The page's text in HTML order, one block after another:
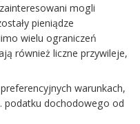
mogli
pieniądze
wielu ograniczeń
również liczne przywileje,
warunkach,
podatku dochodowego od